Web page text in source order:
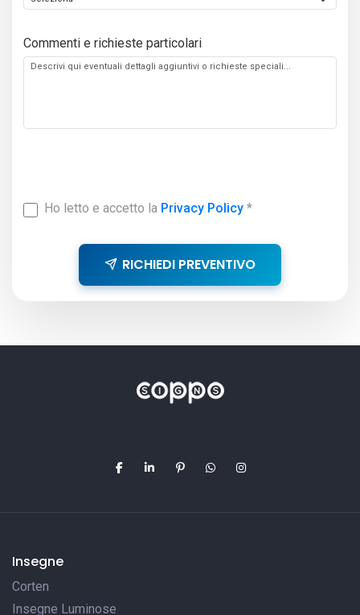
Commenti e richieste particolari
Ho letto e accetto la Privacy Policy*
RICHIEDI PREVENTIVO
Insegne
Corten
Insegne Luminose